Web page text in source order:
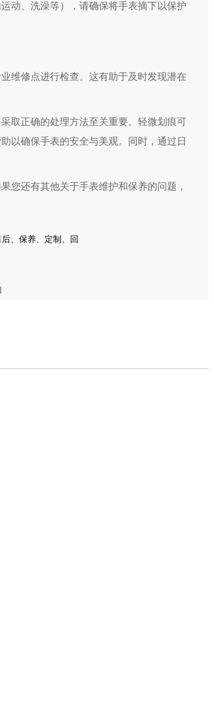
动、洗澡等），请确保将手表摘下以保护
修点进行检查。这有助于及时发现潜在
正确的处理方法至关重要。轻微划痕可
以确保手表的安全与美观。同时，通过日
您还有其他关于手表维护和保养的问题，